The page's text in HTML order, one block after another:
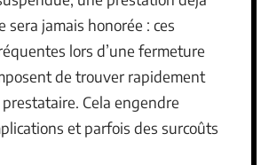
sera jamais honorée : ces
lors d’une fermeture
de trouver rapidement
Cela engendre
et parfois des surcoûts